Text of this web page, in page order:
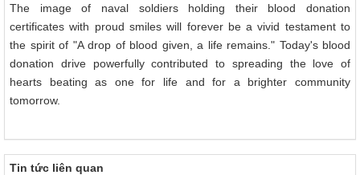
The image of naval soldiers holding their blood donation
certificates with proud smiles will forever be a vivid testament to
the spirit of "A drop of blood given, a life remains." Today's blood
donation drive powerfully contributed to spreading the love of
hearts beating as one for life and for a brighter community
tomorrow.
Tin tức liên quan